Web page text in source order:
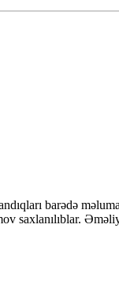
barədə
saxlanılıblar.